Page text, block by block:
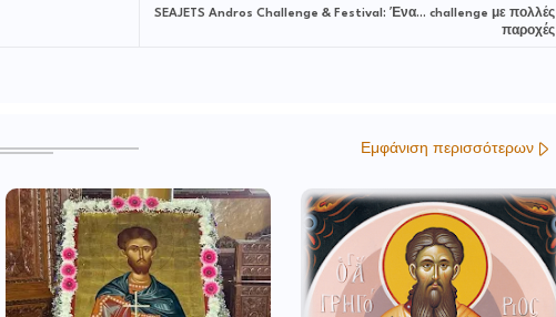
SEAJETS Andros Challenge & Festival: Ένα... challenge με πολλές
παροχές
Εμφάνιση περισσότερων